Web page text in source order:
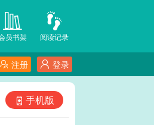
阅读记录
员书架
登录
注册
手机版